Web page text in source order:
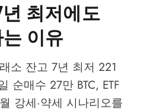
최저에도
이유
소 잔고 7년 최저 221
순매수 27만 BTC, ETF
강세·약세 시나리오를